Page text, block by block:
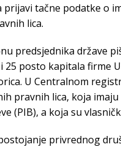
tačne podatke o
lica.
predsjednika države
25 posto kapitala firme
U Centralnom
pravnih lica, koja
(PIB), a koja su
privrednog